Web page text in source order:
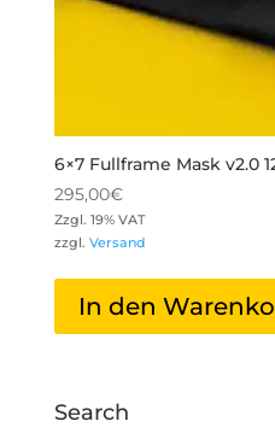
6×7 Fullframe Mask v2.0
295,00€
Zzgl. 19% VAT
zzgl. Versand
In den
Search